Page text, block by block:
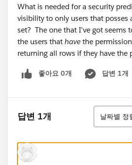
What is needed for a security
visibility to only users that posses
set? The one that I've got seems
the users that have the
returning all rows if they have the
좋아요 0개 답변 1개
답변 1개
정렬
날짜별 정